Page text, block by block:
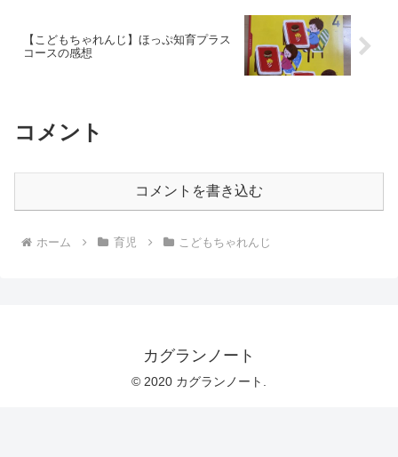
【こどもちゃれんじ】ほっぷ知育プラス
コースの感想
コメント
コメントを書き込む
ホーム 育児 こどもちゃれんじ
カグランノート
© 2020 カグランノート.